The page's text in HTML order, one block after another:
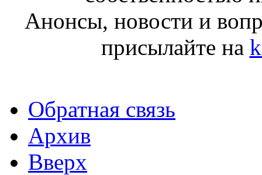
Анонсы, новости и
присылайте на
Обратная связь
Архив
Вверх